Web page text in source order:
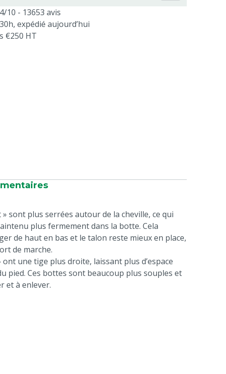
10 - 13653 avis
expédié aujourd’hui
€250 HT
sont plus serrées autour de la cheville, ce qui
plus fermement dans la botte. Cela
de haut en bas et le talon reste mieux en place,
de marche.
ont une tige plus droite, laissant plus d’espace
pied. Ces bottes sont beaucoup plus souples et
et à enlever.